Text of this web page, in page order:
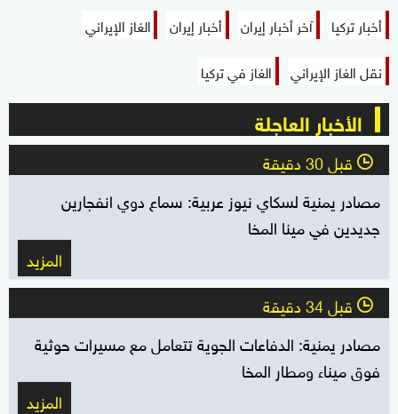
أخبار تركيا آخر أخبار إيران أخبار إيران
الغاز الإيراني
نقل الغاز الإيراني
الغاز في تركيا
الأخبار العاجلة
l قبل 30 دقيقة
مصادر يمنية لسكاي نيوز عربية: سماع دوي انفجارين
جديدين في مينا المخا
المزيد
l قبل 34 دقيقة
مصادر يمنية: الدفاعات الجوية تتعامل مع مسيرات حوثية
فوق ميناء ومطار المخا
المزيد